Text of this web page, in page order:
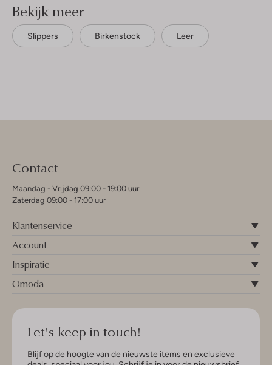
Bekijk meer
Slippers Birkenstock Leer
Contact
Maandag - Vrijdag 09:00 - 19:00 uur
Zaterdag 09:00 - 17:00 uur
Klantenservice
Account
Inspiratie
Omoda
Let's keep in touch!
Blijf op de hoogte van de nieuwste items en exclusieve